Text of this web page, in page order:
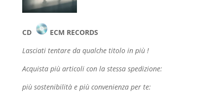
CD
ECM RECORDS
Lasciati tentare da qualche titolo in più !
Acquista più articoli con la stessa spedizione:
più sostenibilità e più convenienza per te: